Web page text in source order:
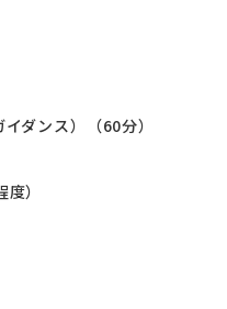
ダンス）（60分）
）